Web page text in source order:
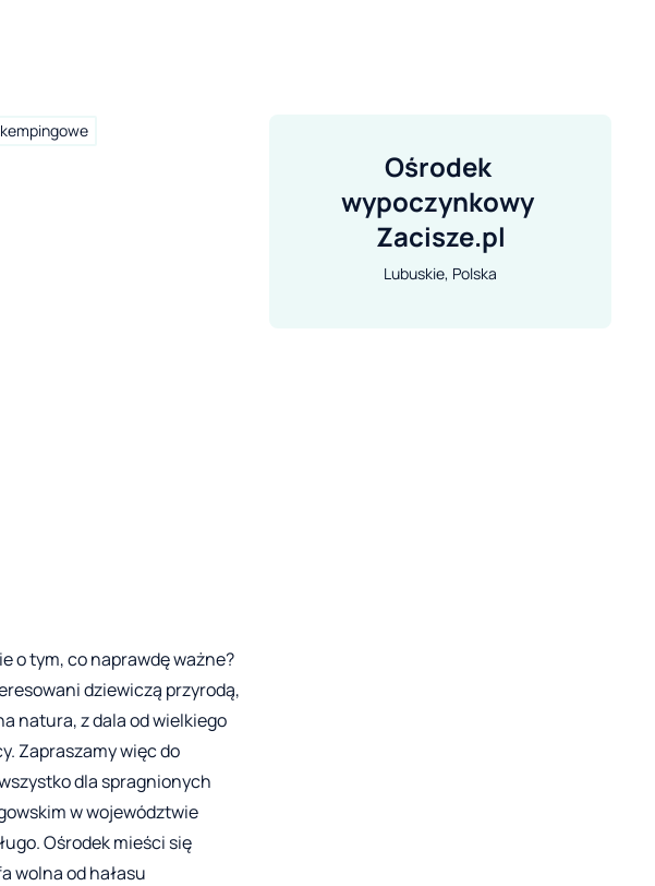
o tym, co naprawdę ważne?
dziewiczą przyrodą,
natura, z dala od wielkiego
Zapraszamy więc do
dla spragnionych
w województwie
Ośrodek mieści się
wolna od hałasu
Ośrodek
wypoczynkowy
Zacisze.pl
Lubuskie, Polska